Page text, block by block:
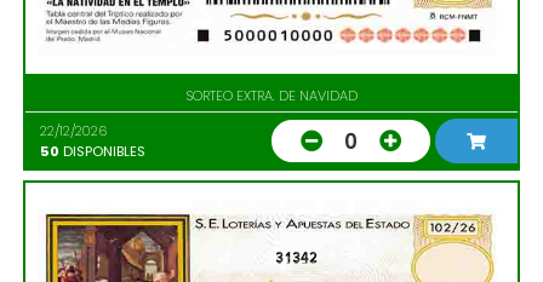
SORTEO EXTRA. DE NAVIDAD
22/12/2026
50 DISPONIBLES 0
31342